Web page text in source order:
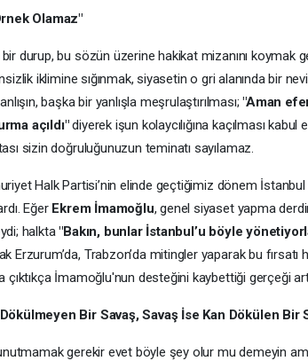
Olamaz"
durup, bu sözün üzerine hakikat mizanını koymak
iklimine sığınmak, siyasetin o gri alanında bir
başka bir yanlışla meşrulaştırılması;"Aman
açıldı"diyerek işun kolaycılığına kaçılması
sizin doğruluğunuzun teminatı sayılamaz.
Halk Partisi’nin elinde geçtiğimiz dönem
Eğer Ekrem İmamoğlu, genel siyaset yapma
halkta"Bakın, bunlar İstanbul’u böyle
Erzurum’da, Trabzon’da mitingler yaparak bu fırsatı
çıktıkça İmamoğlu'nun desteğini kaybettiği gerçeği
Bir Savaş, Savaş İse Kan Dökülen Bir
gerekir evet böyle şey olur mu demeyin